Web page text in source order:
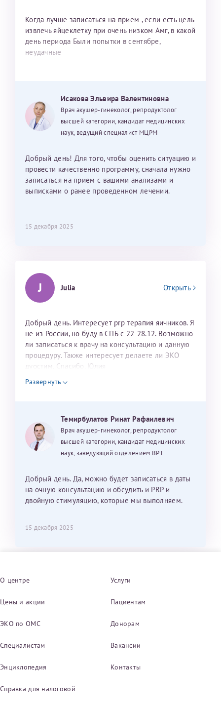
Когда лучше записаться на прием , если есть цель
извлечь яйцеклетку при очень низком Амг, в какой
день периода Были попытки в сентябре,
неудачные
Исакова Эльвира Валентиновна
Врач акушер-гинеколог, репродуктолог
высшей категории, кандидат медицинских
наук, ведущий специалист МЦРМ
Добрый день! Для того, чтобы оценить ситуацию и
провести качественно программу, сначала нужно
записаться на прием с вашими анализами и
выписками о ранее проведенном лечении.
15 декабря 2025
J Julia Открыть
Добрый день. Интересует prp терапия яичников. Я
не из России, но буду в СПБ с 22-28.12. Возможно
ли записаться к врачу на консультацию и данную
процедуру. Также интересует делаете ли ЭКО
дуостим. Спасибо. Юлия
Развернуть
Темирбулатов Ринат Рафаилевич
Врач акушер-гинеколог, репродуктолог
высшей категории, кандидат медицинских
наук, заведующий отделением ВРТ
Добрый день. Да, можно будет записаться в даты
на очную консультацию и обсудить и PRP и
двойную стимуляцию, которые мы выполняем.
15 декабря 2025
О центре Услуги
Цены и акции Пациентам
ЭКО по ОМС Донорам
Специалистам Вакансии
Энциклопедия Контакты
Справка для налоговой